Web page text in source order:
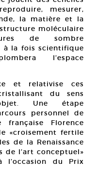
mesurer,
la matière et la
moléculaire
de sombre
à la fois scientifique
l’espace
et relativise ces
du sens
Une étape
personnel de
Florence
«croisement fertile
de la Renaissance
de l’art conceptuel»
l’occasion du Prix